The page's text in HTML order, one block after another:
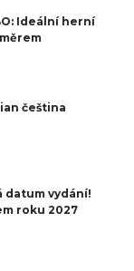
Ideální herní
čeština
datum vydání!
roku 2027